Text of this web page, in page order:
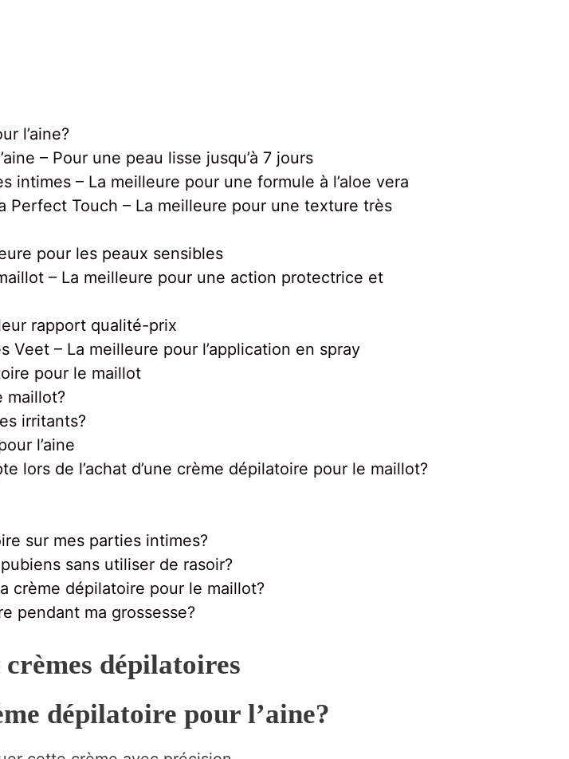
l’aine?
– Pour une peau lisse jusqu’à 7 jours
intimes – La meilleure pour une formule à l’aloe vera
Perfect Touch – La meilleure pour une texture très
pour les peaux sensibles
– La meilleure pour une action protectrice et
rapport qualité-prix
Veet – La meilleure pour l’application en spray
pour le maillot
maillot?
irritants?
l’aine
lors de l’achat d’une crème dépilatoire pour le maillot?
sur mes parties intimes?
sans utiliser de rasoir?
crème dépilatoire pour le maillot?
pendant ma grossesse?
dépilatoires
dépilatoire pour l’aine?